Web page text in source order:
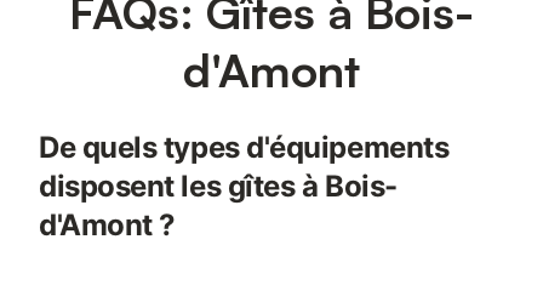
place de stationnement privative 💡À savoir : • Une caution par
taxes de séjours seront à régler avant votre arrivée. 🧺 Services
• Équipement bébé : lit parapluie, chaise haute, réhausseur Réf.
: APPA BA-BO-69B Prestations optionnelles à régler sur place et
à réserver avant votre arrivée
FAQs: Gîtes à Bois-
d'Amont
De quels types d'équipements
disposent les gîtes à Bois-
d'Amont ?